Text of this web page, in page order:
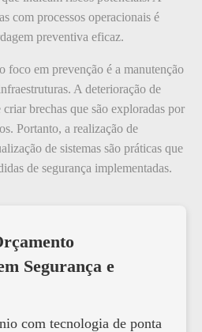
com processos operacionais é
preventiva eficaz.
foco em prevenção é a manutenção
A deterioração de
criar brechas que são exploradas por
Portanto, a realização de
de sistemas são práticas que
de segurança implementadas.
Segurança e
com tecnologia de ponta